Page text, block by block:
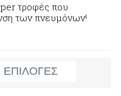
τροφές που
των πνευμόνων!
ΕΠΙΛΟΓΕΣ